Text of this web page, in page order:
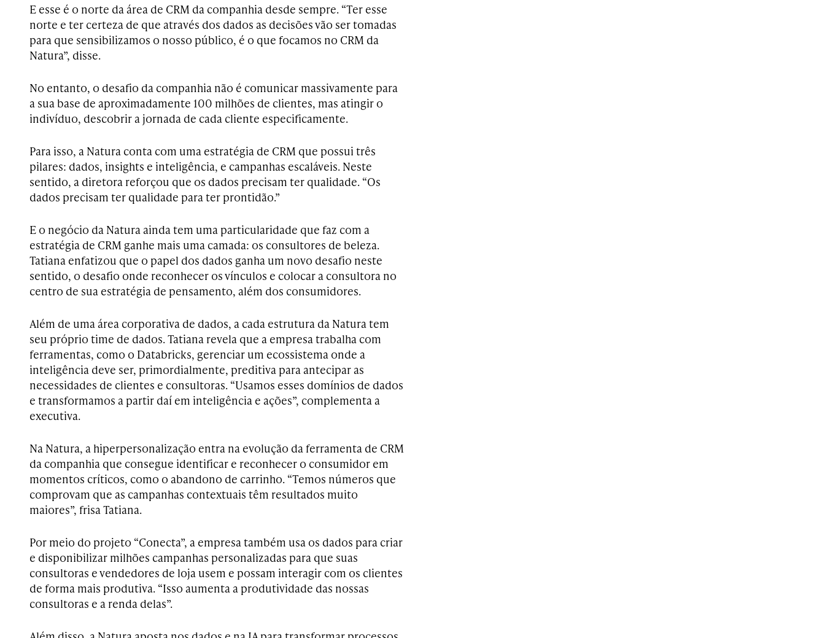
E esse é o norte da área de CRM da companhia desde sempre. “Ter esse
norte e ter certeza de que através dos dados as decisões vão ser tomadas
para que sensibilizamos o nosso público, é o que focamos no CRM da
Natura”, disse.
No entanto, o desafio da companhia não é comunicar massivamente para
a sua base de aproximadamente 100 milhões de clientes, mas atingir o
indivíduo, descobrir a jornada de cada cliente especificamente.
Para isso, a Natura conta com uma estratégia de CRM que possui três
pilares: dados, insights e inteligência, e campanhas escaláveis. Neste
sentido, a diretora reforçou que os dados precisam ter qualidade. “Os
dados precisam ter qualidade para ter prontidão.”
E o negócio da Natura ainda tem uma particularidade que faz com a
estratégia de CRM ganhe mais uma camada: os consultores de beleza.
Tatiana enfatizou que o papel dos dados ganha um novo desafio neste
sentido, o desafio onde reconhecer os vínculos e colocar a consultora no
centro de sua estratégia de pensamento, além dos consumidores.
Além de uma área corporativa de dados, a cada estrutura da Natura tem
seu próprio time de dados. Tatiana revela que a empresa trabalha com
ferramentas, como o Databricks, gerenciar um ecossistema onde a
inteligência deve ser, primordialmente, preditiva para antecipar as
necessidades de clientes e consultoras. “Usamos esses domínios de dados
e transformamos a partir daí em inteligência e ações”, complementa a
executiva.
Na Natura, a hiperpersonalização entra na evolução da ferramenta de CRM
da companhia que consegue identificar e reconhecer o consumidor em
momentos críticos, como o abandono de carrinho. “Temos números que
comprovam que as campanhas contextuais têm resultados muito
maiores”, frisa Tatiana.
Por meio do projeto “Conecta”, a empresa também usa os dados para criar
e disponibilizar milhões campanhas personalizadas para que suas
consultoras e vendedores de loja usem e possam interagir com os clientes
de forma mais produtiva. “Isso aumenta a produtividade das nossas
consultoras e a renda delas”.